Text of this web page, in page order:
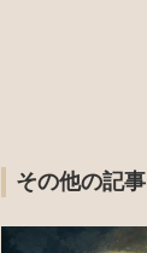
その他の記事